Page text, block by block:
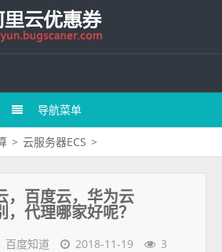
导航菜单
> 云服务器ECS >
，百度云，华为云
代理哪家好呢？
百度知道 2018-11-19 3